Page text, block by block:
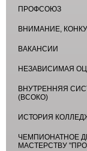
ПРОФСОЮЗ
ВНИМАНИЕ,
ВАКАНСИИ
НЕЗАВИСИМАЯ
ВНУТРЕННЯЯ
(ВСОКО)
ИСТОРИЯ
ЧЕМПИОНАТНОЕ
МАСТЕРСТВУ